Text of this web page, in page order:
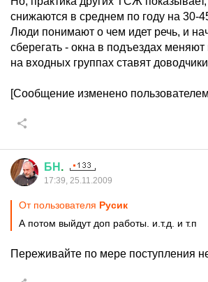
снижаются в среднем по году на 30-
Люди понимают о чем идет речь, и
сберегать - окна в подъездах меняют
на входных группах ставят
[Сообщение изменено
БН .
17:39, 25.11.2009
От пользователя Русик
А потом выйдут доп работы. и.т.д. и т.п
Переживайте по мере поступления